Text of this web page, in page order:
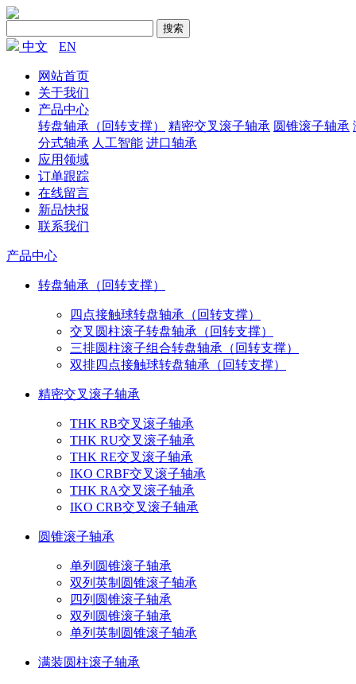
搜索
中文 EN
网站首页
关于我们
产品中心
转盘轴承（回转支撑）
精密交叉滚子轴承 圆锥滚子轴承
分式轴承 人工智能 进口轴承
应用领域
订单跟踪
在线留言
新品快报
联系我们
产品中心
转盘轴承（回转支撑）
四点接触球转盘轴承（回转支撑）
交叉圆柱滚子转盘轴承（回转支撑）
三排圆柱滚子组合转盘轴承（回转支撑）
双排四点接触球转盘轴承（回转支撑）
精密交叉滚子轴承
THK RB交叉滚子轴承
THK RU交叉滚子轴承
THK RE交叉滚子轴承
IKO CRBF交叉滚子轴承
THK RA交叉滚子轴承
IKO CRB交叉滚子轴承
圆锥滚子轴承
单列圆锥滚子轴承
双列英制圆锥滚子轴承
四列圆锥滚子轴承
双列圆锥滚子轴承
单列英制圆锥滚子轴承
满装圆柱滚子轴承